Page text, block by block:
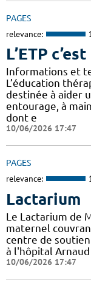
PAGES
relevance:
L’ETP
Informations et
L’éducation
destinée à aider
entourage, à
dont e
10/06/2026 17:47
PAGES
relevance:
Lactarium
Le Lactarium de
maternel
centre de
à l'hôpital
10/06/2026 17:47